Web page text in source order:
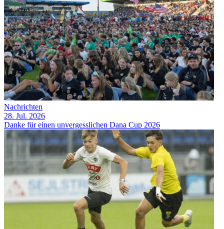
Nachrichten
28. Jul. 2026
Danke für einen unvergesslichen Dana Cup 2026